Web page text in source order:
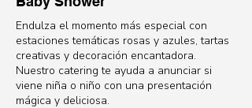
Endulza el momento más especial con
estaciones temáticas rosas y azules, tartas
creativas y decoración encantadora.
Nuestro catering te ayuda a anunciar si
viene niña o niño con una presentación
mágica y deliciosa.